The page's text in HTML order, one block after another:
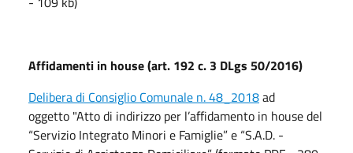
Affidamenti in house (art. 192 c. 3 DLgs 50/2016)
Delibera di Consiglio Comunale n. 48_2018ad
oggetto "Atto di indirizzo per l’affidamento in house del
“Servizio Integrato Minori e Famiglie” e “S.A.D. -